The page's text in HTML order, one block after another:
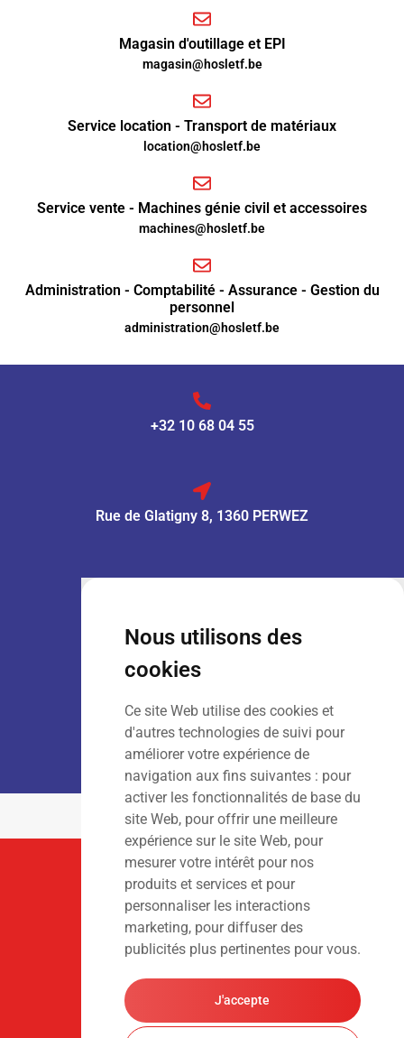
Nous utilisons des
cookies
Ce site Web utilise des cookies et
d'autres technologies de suivi pour
améliorer votre expérience de
navigation aux fins suivantes : pour
activer les fonctionnalités de base du
site Web, pour offrir une meilleure
expérience sur le site Web, pour
mesurer votre intérêt pour nos
produits et services et pour
personnaliser les interactions
marketing, pour diffuser des
publicités plus pertinentes pour vous.
J'accepte
Magasin d'outillage et EPI
magasin@hosletf.be
Service location - Transport de matériaux
location@hosletf.be
Service vente - Machines génie civil et accessoires
machines@hosletf.be
Administration - Comptabilité - Assurance - Gestion du
personnel
administration@hosletf.be
+32 10 68 04 55
Rue de Glatigny 8, 1360 PERWEZ
: 9h00 – 13h00
Dim: Fermé
LOCATION :
Lun – Ven: 7h00 – 18h00
Sam – Dim
: Fermé
Suivez-Nous